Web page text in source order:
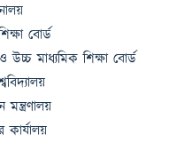
বোর্ড
উচ্চ মাধ্যমিক শিক্ষা বোর্ড
কার্যালয়